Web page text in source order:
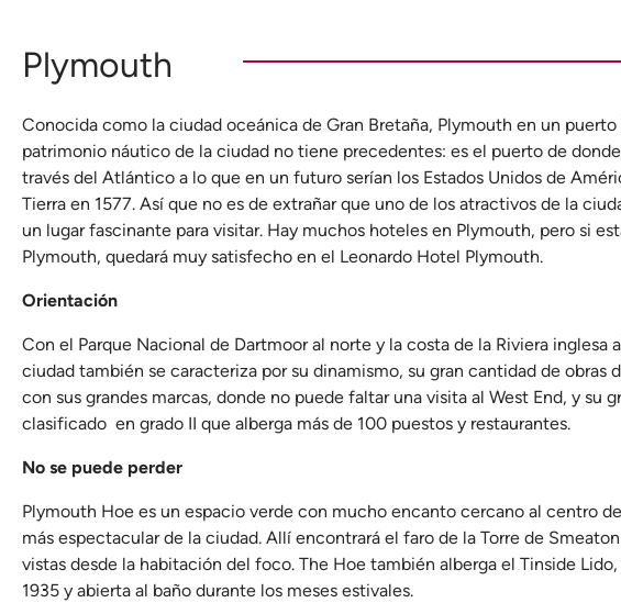
Plymouth
Conocida como la ciudad oceánica de Gran Bretaña, Plymouth en un
patrimonio náutico de la ciudad no tiene precedentes: es el puerto de
través del Atlántico a lo que en un futuro serían los Estados Unidos de
Tierra en 1577. Así que no es de extrañar que uno de los atractivos de la
un lugar fascinante para visitar. Hay muchos hoteles en Plymouth, pero si
Plymouth, quedará muy satisfecho en el Leonardo Hotel Plymouth.
Orientación
Con el Parque Nacional de Dartmoor al norte y la costa de la Riviera
ciudad también se caracteriza por su dinamismo, su gran cantidad de
con sus grandes marcas, donde no puede faltar una visita al West End, y
clasificado en grado II que alberga más de 100 puestos y restaurantes.
No se puede perder
Plymouth Hoe es un espacio verde con mucho encanto cercano al centro
más espectacular de la ciudad. Allí encontrará el faro de la Torre de
vistas desde la habitación del foco. The Hoe también alberga el Tinside
1935 y abierta al baño durante los meses estivales.